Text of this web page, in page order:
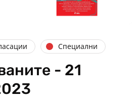
Специални
- 21